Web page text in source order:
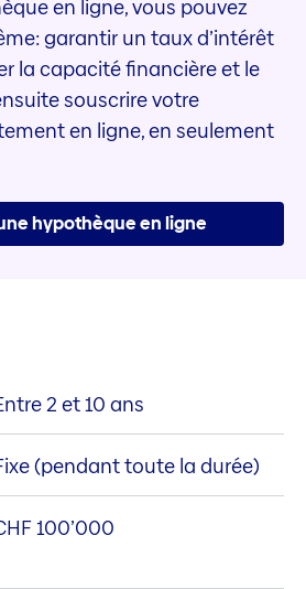
en ligne, vous pouvez
garantir un taux d’intérêt
la capacité financière et le
souscrire votre
en ligne, en seulement
hypothèque en ligne
2 et 10 ans
(pendant toute la durée)
100’000